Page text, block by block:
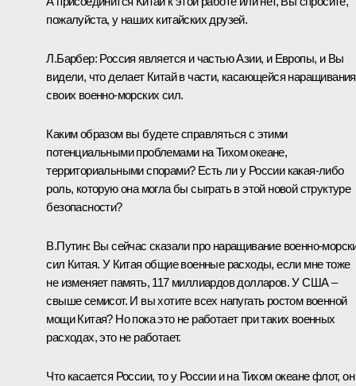
пожалуйста, у наших китайских друзей.
Л.Барбер: Россия является и частью Азии, и Европы, и Вы
видели, что делает Китай в части, касающейся наращивания
своих военно‑морских сил.
Каким образом вы будете справляться с этими
потенциальными проблемами на Тихом океане,
территориальными спорами? Есть ли у России какая‑либо
роль, которую она могла бы сыграть в этой новой структуре
безопасности?
В.Путин: Вы сейчас сказали про наращивание
сил Китая. У Китая общие военные расходы, если мне тоже
не изменяет память, 117 миллиардов долларов. У США –
свыше семисот. И вы хотите всех напугать ростом военной
мощи Китая? Но пока это не работает при таких военных
расходах, это не работает.
Что касается России, то у России и на Тихом океане флот, он